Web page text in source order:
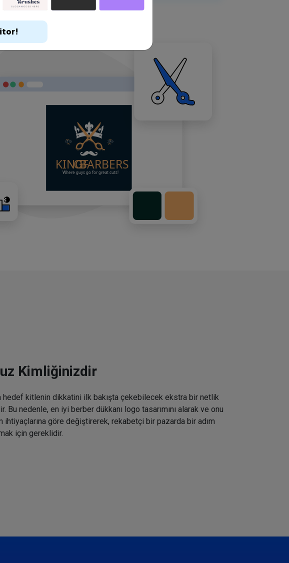
Kimliğinizdir
hedef kitlenin dikkatini ilk bakışta çekebilecek ekstra bir netlik
Bu nedenle, en iyi berber dükkanı logo tasarımını alarak ve onu
ihtiyaçlarına göre değiştirerek, rekabetçi bir pazarda bir adım
için gereklidir.